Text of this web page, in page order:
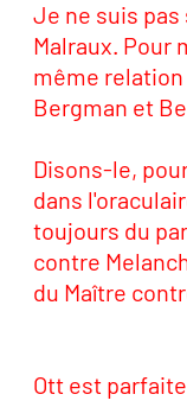
Je ne suis pas
Malraux. Pour
même
Bergman et
Disons-le,
dans
toujours du
contre
du Maître
Ott est